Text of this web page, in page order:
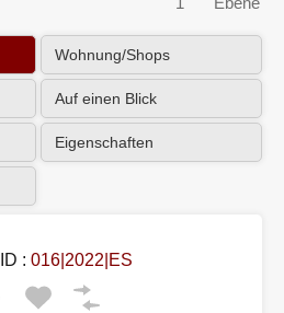
Wohnung/Shops
Auf einen Blick
Eigenschaften
: 016|2022|ES